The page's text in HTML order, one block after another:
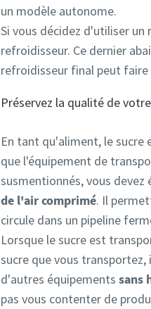
un modèle autonome.
Si vous décidez d'utiliser
refroidisseur. Ce dernier
refroidisseur final peut faire
Préservez la qualité de
En tant qu'aliment, le sucre
que l'équipement de
susmentionnés, vous
de l'air comprimé. Il
circule dans un pipeline
Lorsque le sucre est
sucre que vous
d'autres équipements sans
pas vous contenter de